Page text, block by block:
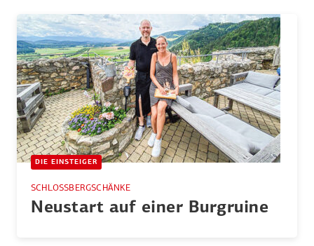
DIE EINSTEIGER
SCHLOSSBERGSCHÄNKE
Neustart auf einer Burgruine